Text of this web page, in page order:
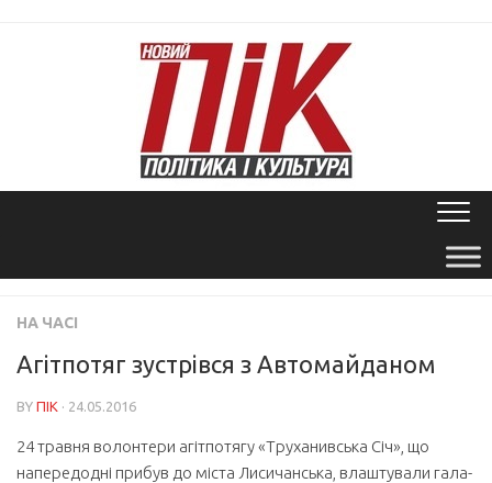
НА ЧАСІ
Агітпотяг зустрівся з Автомайданом
BY ПІК · 24.05.2016
24 травня волонтери агітпотягу «Труханивська Січ», що
напередодні прибув до міста Лисичанська, влаштували гала-